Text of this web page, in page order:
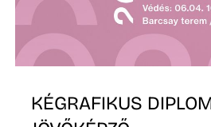
KÉGRAFIKUS